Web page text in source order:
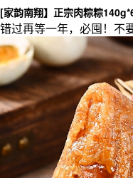
[家韵南翔】正宗肉粽粽
错过再等一年，必囤！不